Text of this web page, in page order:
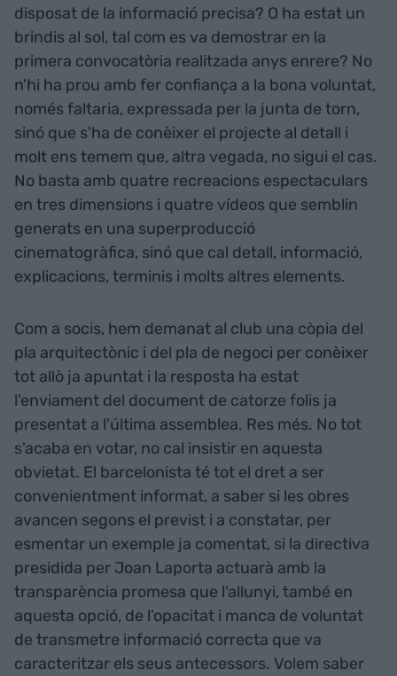
disposat de la informació precisa? O ha estat un
brindis al sol, tal com es va demostrar en la
primera convocatòria realitzada anys enrere? No
n'hi ha prou amb fer confiança a la bona voluntat,
només faltaria, expressada per la junta de torn,
sinó que s'ha de conèixer el projecte al detall i
molt ens temem que, altra vegada, no sigui el cas.
No basta amb quatre recreacions espectaculars
en tres dimensions i quatre vídeos que semblin
generats en una superproducció
cinematogràfica, sinó que cal detall, informació,
explicacions, terminis i molts altres elements.
Com a socis, hem demanat al club una còpia del
pla arquitectònic i del pla de negoci per conèixer
tot allò ja apuntat i la resposta ha estat
l'enviament del document de catorze folis ja
presentat a l'última assemblea. Res més. No tot
s'acaba en votar, no cal insistir en aquesta
obvietat. El barcelonista té tot el dret a ser
convenientment informat, a saber si les obres
avancen segons el previst i a constatar, per
esmentar un exemple ja comentat, si la directiva
presidida per Joan Laporta actuarà amb la
transparència promesa que l'allunyi, també en
aquesta opció, de l'opacitat i manca de voluntat
de transmetre informació correcta que va
caracteritzar els seus antecessors. Volem saber